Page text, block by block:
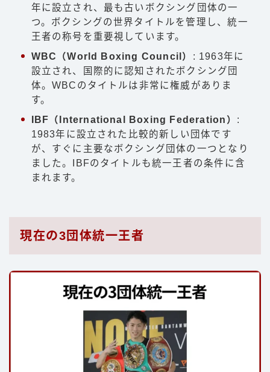
年に設立され、最も古いボクシング団体の一
つ。ボクシングの世界タイトルを管理し、統一
王者の称号を重要視しています。
WBC（World Boxing Council） : 1963年に
設立され、国際的に認知されたボクシング団
体。WBCのタイトルは非常に権威がありま
す。
IBF（International Boxing Federation） :
1983年に設立された比較的新しい団体です
が、すぐに主要なボクシング団体の一つとなり
ました。IBFのタイトルも統一王者の条件に含
まれます。
現在の3団体統一王者